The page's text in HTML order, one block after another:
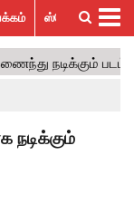
ஸ்பெஷல் ஸ்டோரீஸ்
நடிக்கும்